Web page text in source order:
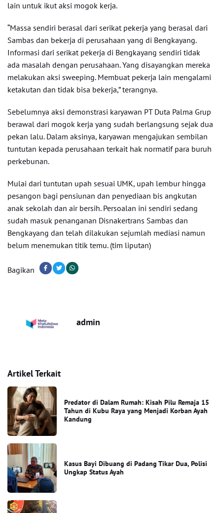
lain untuk ikut aksi mogok kerja.
“Massa sendiri berasal dari serikat pekerja yang berasal dari
Sambas dan bekerja di perusahaan yang di Bengkayang.
Informasi dari serikat pekerja di Bengkayang sendiri tidak
ada masalah dengan perusahaan. Yang disayangkan mereka
melakukan aksi sweeping. Membuat pekerja lain mengalami
ketakutan dan tidak bisa bekerja,” terangnya.
Sebelumnya aksi demonstrasi karyawan PT Duta Palma Grup
berawal dari mogok kerja yang sudah berlangsung sejak dua
pekan lalu. Dalam aksinya, karyawan mengajukan sembilan
tuntutan kepada perusahaan terkait hak normatif para buruh
perkebunan.
Mulai dari tuntutan upah sesuai UMK, upah lembur hingga
pesangon bagi pensiunan dan penyediaan bis angkutan
anak sekolah dan air bersih. Persoalan ini sendiri sedang
sudah masuk penanganan Disnakertrans Sambas dan
Bengkayang dan telah dilakukan sejumlah mediasi namun
belum menemukan titik temu. (tim liputan)
Bagikan
admin
Artikel Terkait
Predator di Dalam Rumah: Kisah Pilu Remaja 15
Tahun di Kubu Raya yang Menjadi Korban Ayah
Kandung
Kasus Bayi Dibuang di Padang Tikar Dua, Polisi
Ungkap Status Ayah